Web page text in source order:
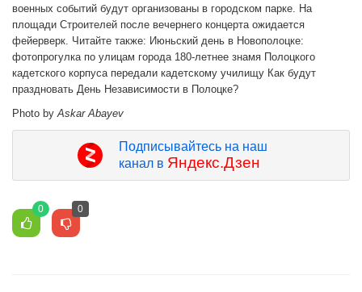
военных событий будут организованы в городском парке. На
площади Строителей после вечернего концерта ожидается
фейерверк. Читайте также: Июньский день в Новополоцке:
фотопрогулка по улицам города 180-летнее знамя Полоцкого
кадетского корпуса передали кадетскому училищу Как будут
праздновать День Независимости в Полоцке?
Photo byAskar Abayev
Подписывайтесь на наш
канал в Яндекс.Дзен
0 0